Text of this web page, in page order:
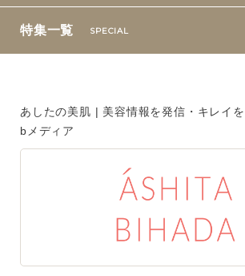
よくあるお問い合せ
ギフトラッピングサービス
特集一覧 SPECIAL
あしたの美肌 | 美容情報を発信・キレイ
bメディア